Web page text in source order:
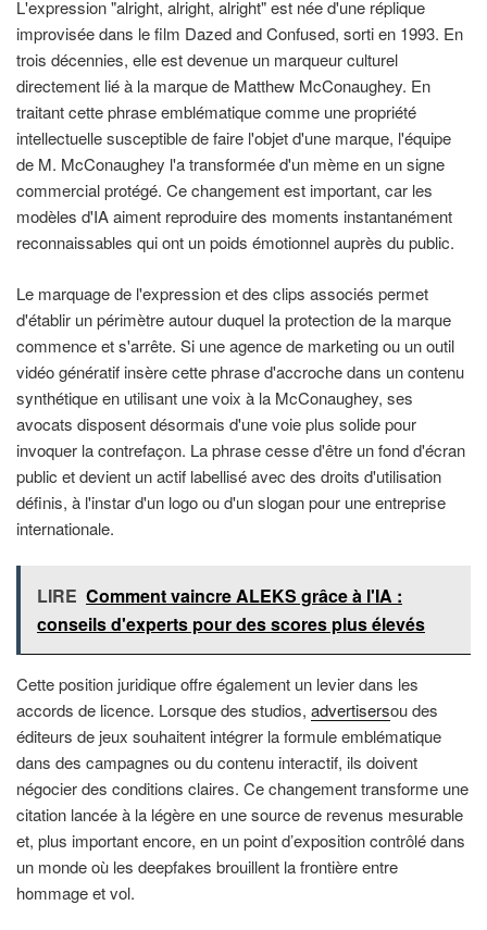
L'expression "alright, alright, alright" est née d'une réplique
improvisée dans le film Dazed and Confused, sorti en 1993. En
trois décennies, elle est devenue un marqueur culturel
directement lié à la marque de Matthew McConaughey. En
traitant cette phrase emblématique comme une propriété
intellectuelle susceptible de faire l'objet d'une marque, l'équipe
de M. McConaughey l'a transformée d'un mème en un signe
commercial protégé. Ce changement est important, car les
modèles d'IA aiment reproduire des moments instantanément
reconnaissables qui ont un poids émotionnel auprès du public.
Le marquage de l'expression et des clips associés permet
d'établir un périmètre autour duquel la protection de la marque
commence et s'arrête. Si une agence de marketing ou un outil
vidéo génératif insère cette phrase d'accroche dans un contenu
synthétique en utilisant une voix à la McConaughey, ses
avocats disposent désormais d'une voie plus solide pour
invoquer la contrefaçon. La phrase cesse d'être un fond d'écran
public et devient un actif labellisé avec des droits d'utilisation
définis, à l'instar d'un logo ou d'un slogan pour une entreprise
internationale.
LIRE Comment vaincre ALEKS grâce à l'IA :
conseils d'experts pour des scores plus élevés
Cette position juridique offre également un levier dans les
accords de licence. Lorsque des studios, advertisersou des
éditeurs de jeux souhaitent intégrer la formule emblématique
dans des campagnes ou du contenu interactif, ils doivent
négocier des conditions claires. Ce changement transforme une
citation lancée à la légère en une source de revenus mesurable
et, plus important encore, en un point d’exposition contrôlé dans
un monde où les deepfakes brouillent la frontière entre
hommage et vol.